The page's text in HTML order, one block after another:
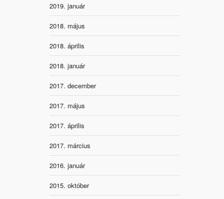
2019. január
2018. május
2018. április
2018. január
2017. december
2017. május
2017. április
2017. március
2016. január
2015. október